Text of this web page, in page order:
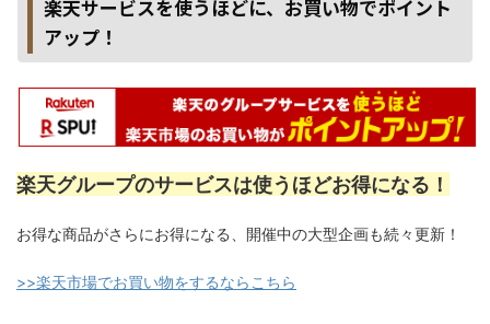
楽天サービスを使うほどに、お買い物でポイント
アップ！
楽天グループのサービスは使うほどお得になる！
お得な商品がさらにお得になる、開催中の大型企画も続々更新！
>>楽天市場でお買い物をするならこちら